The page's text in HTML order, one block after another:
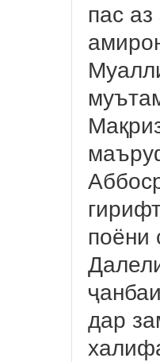
пас
поёни
дар